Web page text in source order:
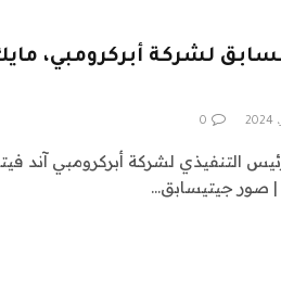
لشركة أبركرومبي،
0
| صور جيتيسابق…